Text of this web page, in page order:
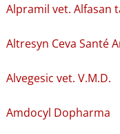
Alpramil vet. Alfasan
Altresyn Ceva Santé
Alvegesic vet. V.M.D.
Amdocyl Dopharma